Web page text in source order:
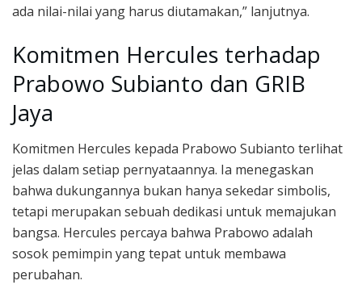
ada nilai-nilai yang harus diutamakan,” lanjutnya.
Komitmen Hercules terhadap
Prabowo Subianto dan GRIB
Jaya
Komitmen Hercules kepada Prabowo Subianto terlihat
jelas dalam setiap pernyataannya. Ia menegaskan
bahwa dukungannya bukan hanya sekedar simbolis,
tetapi merupakan sebuah dedikasi untuk memajukan
bangsa. Hercules percaya bahwa Prabowo adalah
sosok pemimpin yang tepat untuk membawa
perubahan.